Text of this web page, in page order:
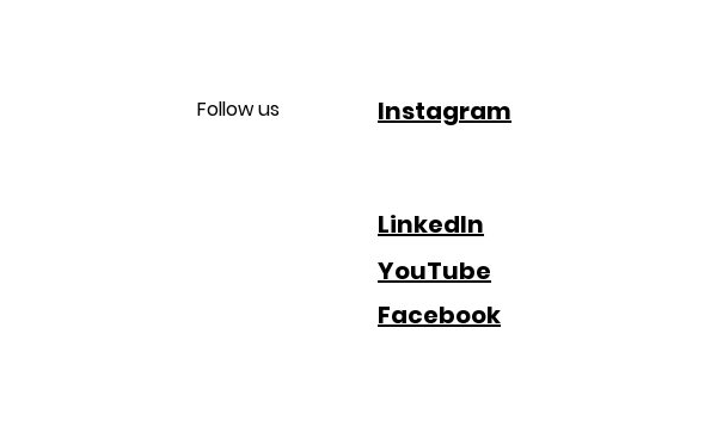
Follow us Instagram
LinkedIn
YouTube
Facebook